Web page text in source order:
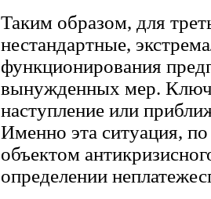
Таким образом, для
нестандартные,
функционирования
вынужденных мер.
наступление или
Именно эта ситуация,
объектом
определении